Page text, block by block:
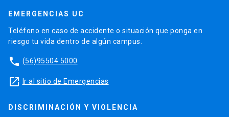
EMERGENCIAS UC
Teléfono en caso de accidente o situación que ponga en
riesgo tu vida dentro de algún campus.
phone (56)95504 5000
launch Ir al sitio de Emergencias
DISCRIMINACIÓN Y VIOLENCIA